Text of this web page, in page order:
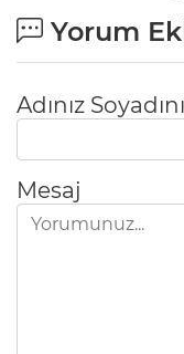
Yorum
Adınız
Mesaj